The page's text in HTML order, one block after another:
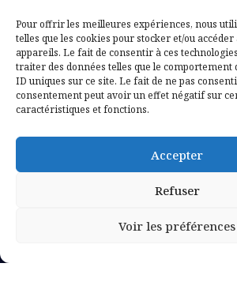
Pour offrir les meilleures expériences, nous
telles que les cookies pour stocker et/ou
appareils. Le fait de consentir à ces
traiter des données telles que le comportement
ID uniques sur ce site. Le fait de ne pas
consentement peut avoir un effet négatif sur
caractéristiques et fonctions.
Accepter
Refuser
Voir les préférences
Mentions légales
Politique de confidentialité